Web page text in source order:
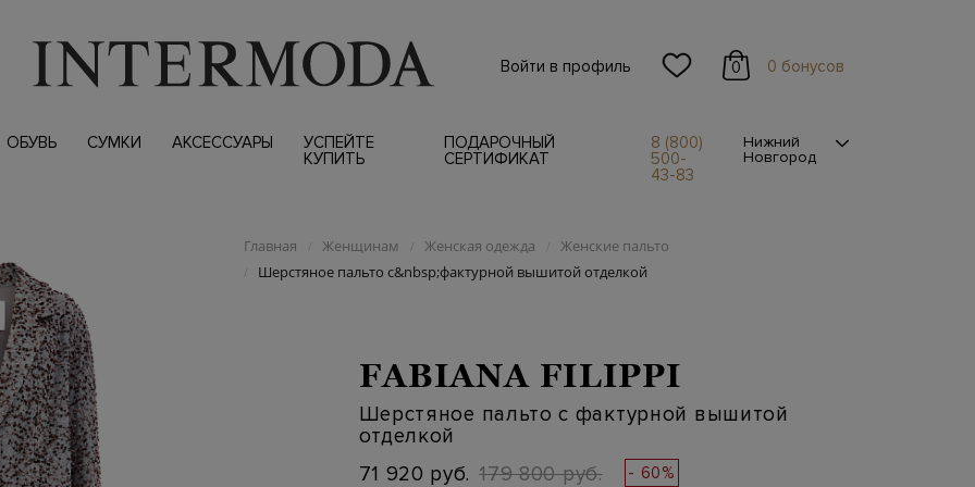
Войти в профиль 0 0 бонусов
ОБУВЬ СУМКИ АКСЕССУАРЫ
УСПЕЙТЕ
КУПИТЬ
ПОДАРОЧНЫЙ
СЕРТИФИКАТ
8 (800)
500-
43-83
Нижний
Новгород
Главная / Женщинам / Женская одежда / Женские пальто
/ Шерстяное пальто с&nbsp;фактурной вышитой отделкой
FABIANA FILIPPI
Шерстяное пальто с фактурной вышитой
отделкой
71 920 руб. 179 800 руб. - 60%